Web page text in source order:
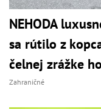
NEHODA
sa rútilo z
čelnej zrážke
Zahraničné